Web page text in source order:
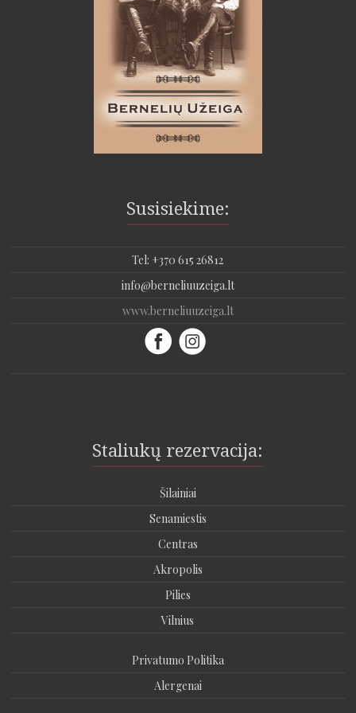
Susisiekime:
Tel: +370 615 26812
info@berneliuuzeiga.lt
www.berneliuuzeiga.lt
Staliukų rezervacija:
Šilainiai
Senamiestis
Centras
Akropolis
Pilies
Vilnius
Privatumo Politika
Alergenai